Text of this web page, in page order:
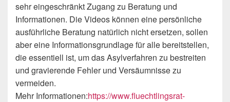
sehr eingeschränkt Zugang zu Beratung und
Informationen. Die Videos können eine persönliche
ausführliche Beratung natürlich nicht ersetzen, sollen
aber eine Informationsgrundlage für alle bereitstellen,
die essentiell ist, um das Asylverfahren zu bestreiten
und gravierende Fehler und Versäumnisse zu
vermeiden.
Mehr Informationen:https://www.fluechtlingsrat-